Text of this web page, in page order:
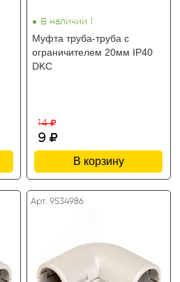
• В наличии 1
Муфта труба-труба с
ограничителем 20мм IP40
DKC
14
9
В корзину
Арт. 9534986